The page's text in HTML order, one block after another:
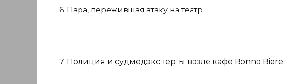
6. Пара, пережившая атаку на театр.
7. Полиция и судмедэксперты возле кафе Bonne Biere